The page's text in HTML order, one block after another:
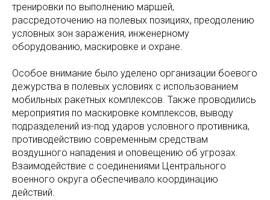
тренировки по выполнению маршей,
рассредоточению на полевых позициях, преодолению
условных зон заражения, инженерному
оборудованию, маскировке и охране.
Особое внимание было уделено организации боевого
дежурства в полевых условиях с использованием
мобильных ракетных комплексов. Также проводились
мероприятия по маскировке комплексов, выводу
подразделений из-под ударов условного противника,
противодействию современным средствам
воздушного нападения и оповещению об угрозах.
Взаимодействие с соединениями Центрального
военного округа обеспечивало координацию
действий.